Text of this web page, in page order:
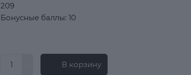
209
Бонусные баллы: 10
В корзину